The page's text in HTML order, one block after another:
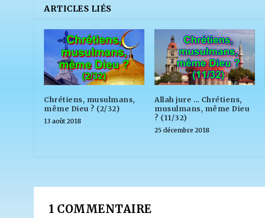
ARTICLES LIÉS
Chrétiens, musulmans,
même Dieu ? (2/32)
13 août 2018
Allah jure … Chrétiens,
musulmans, même Dieu
? (11/32)
25 décembre 2018
1 COMMENTAIRE